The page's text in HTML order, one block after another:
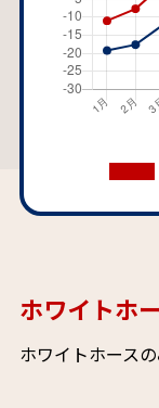
ホワイトホ
ホワイトホース